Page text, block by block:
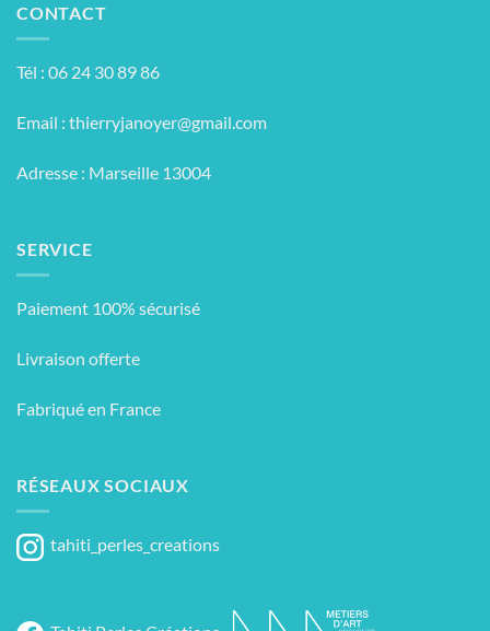
CONTACT
Tél : 06 24 30 89 86
Email : thierryjanoyer@gmail.com
Adresse : Marseille 13004
SERVICE
Paiement 100% sécurisé
Livraison offerte
Fabriqué en France
RÉSEAUX SOCIAUX
tahiti_perles_creations